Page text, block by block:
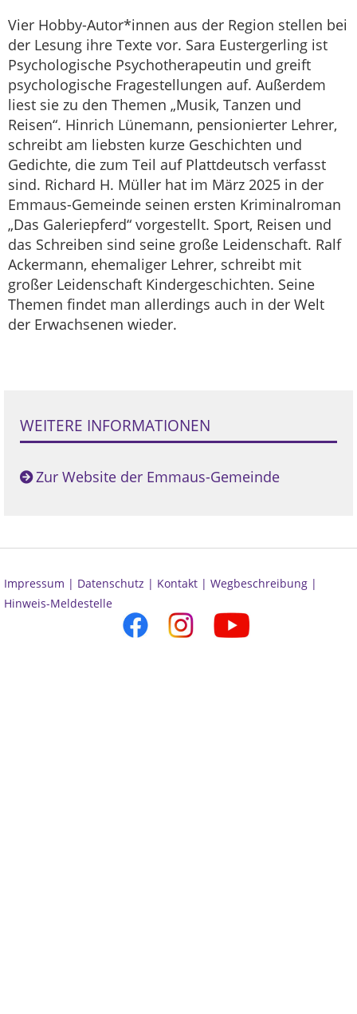
Vier Hobby-Autor*innen aus der Region stellen bei
der Lesung ihre Texte vor. Sara Eustergerling ist
Psychologische Psychotherapeutin und greift
psychologische Fragestellungen auf. Außerdem
liest sie zu den Themen „Musik, Tanzen und
Reisen“. Hinrich Lünemann, pensionierter Lehrer,
schreibt am liebsten kurze Geschichten und
Gedichte, die zum Teil auf Plattdeutsch verfasst
sind. Richard H. Müller hat im März 2025 in der
Emmaus-Gemeinde seinen ersten Kriminalroman
„Das Galeriepferd“ vorgestellt. Sport, Reisen und
das Schreiben sind seine große Leidenschaft. Ralf
Ackermann, ehemaliger Lehrer, schreibt mit
großer Leidenschaft Kindergeschichten. Seine
Themen findet man allerdings auch in der Welt
der Erwachsenen wieder.
WEITERE INFORMATIONEN
Zur Website der Emmaus-Gemeinde
Impressum | Datenschutz | Kontakt | Wegbeschreibung |
Hinweis-Meldestelle